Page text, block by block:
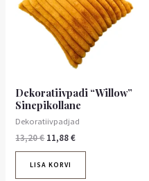
Dekoratiivpadi “Willow”
Sinepikollane
Dekoratiivpadjad
13,20€ 11,88€
LISA KORVI